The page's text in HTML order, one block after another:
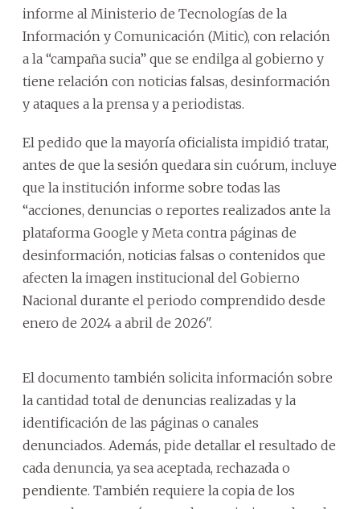
informe al Ministerio de Tecnologías de la
Información y Comunicación (Mitic), con relación
a la “campaña sucia” que se endilga al gobierno y
tiene relación con noticias falsas, desinformación
y ataques a la prensa y a periodistas.
El pedido que la mayoría oficialista impidió tratar,
antes de que la sesión quedara sin cuórum, incluye
que la institución informe sobre todas las
“acciones, denuncias o reportes realizados ante la
plataforma Google y Meta contra páginas de
desinformación, noticias falsas o contenidos que
afecten la imagen institucional del Gobierno
Nacional durante el periodo comprendido desde
enero de 2024 a abril de 2026".
El documento también solicita información sobre
la cantidad total de denuncias realizadas y la
identificación de las páginas o canales
denunciados. Además, pide detallar el resultado de
cada denuncia, ya sea aceptada, rechazada o
pendiente. También requiere la copia de los